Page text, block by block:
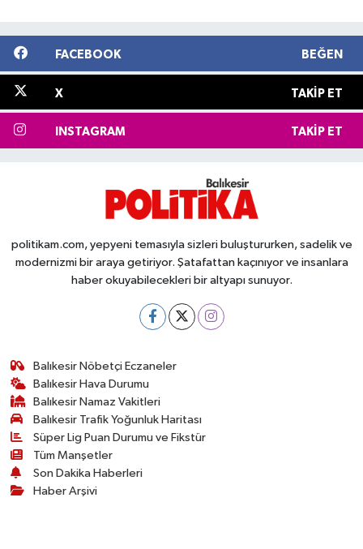
FACEBOOK BEĞEN
X TAKIP ET
INSTAGRAM TAKIP ET
politikam.com, yepyeni temasıyla sizleri buluştururken, sadelik ve
modernizmi bir araya getiriyor. Şatafattan kaçınıyor ve insanlara
haber okuyabilecekleri bir altyapı sunuyor.
Balıkesir Nöbetçi Eczaneler
Balıkesir Hava Durumu
Balıkesir Namaz Vakitleri
Balıkesir Trafik Yoğunluk Haritası
Süper Lig Puan Durumu ve Fikstür
Tüm Manşetler
Son Dakika Haberleri
Haber Arşivi